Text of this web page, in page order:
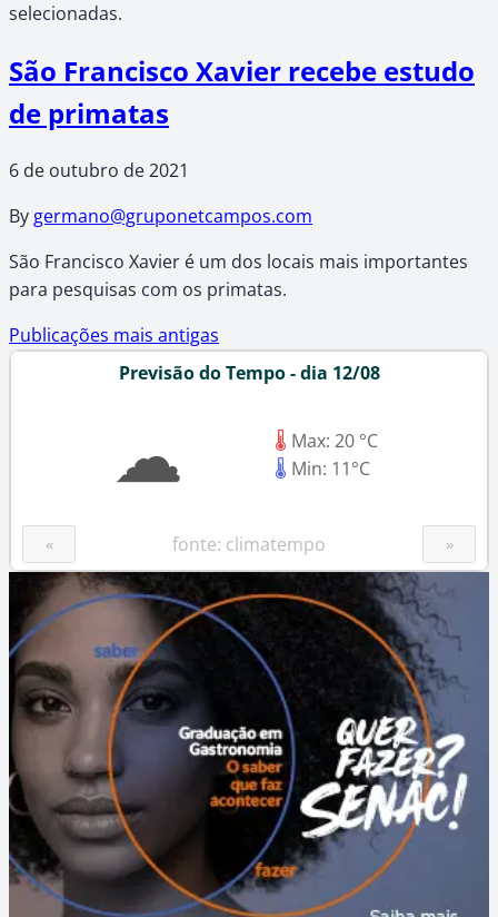
selecionadas.
São Francisco Xavier recebe estudo
de primatas
6 de outubro de 2021
By germano@gruponetcampos.com
São Francisco Xavier é um dos locais mais importantes
para pesquisas com os primatas.
Navegação
Publicações mais antigas
Previsão do Tempo - dia 12/08
☁ 🌡 Max: 20 °C
🌡 Min: 11°C
« fonte: climatempo »